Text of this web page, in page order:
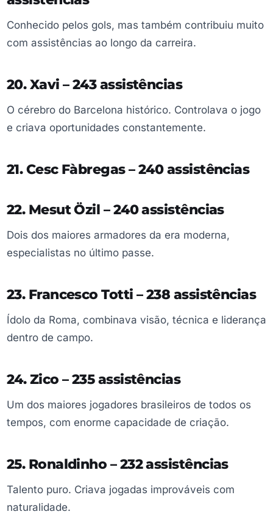
Conhecido pelos gols, mas também contribuiu muito
com assistências ao longo da carreira.
20. Xavi – 243 assistências
O cérebro do Barcelona histórico. Controlava o jogo
e criava oportunidades constantemente.
21. Cesc Fàbregas – 240 assistências
22. Mesut Özil – 240 assistências
Dois dos maiores armadores da era moderna,
especialistas no último passe.
23. Francesco Totti – 238 assistências
Ídolo da Roma, combinava visão, técnica e liderança
dentro de campo.
24. Zico – 235 assistências
Um dos maiores jogadores brasileiros de todos os
tempos, com enorme capacidade de criação.
25. Ronaldinho – 232 assistências
Talento puro. Criava jogadas improváveis com
naturalidade.